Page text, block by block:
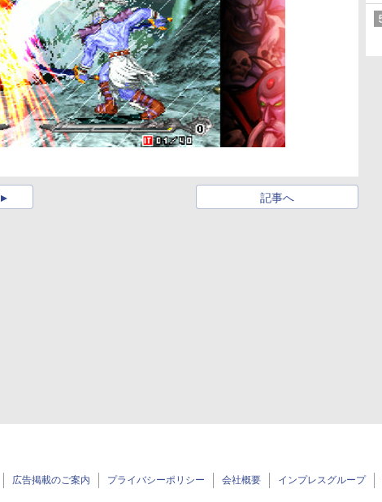
記事へ
広告掲載のご案内 プライバシーポリシー 会社概要 インプレスグループ